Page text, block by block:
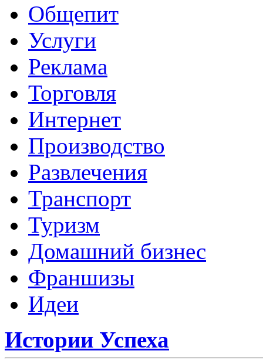
Общепит
Услуги
Реклама
Торговля
Интернет
Производство
Развлечения
Транспорт
Туризм
Домашний бизнес
Франшизы
Идеи
Истории Успеха